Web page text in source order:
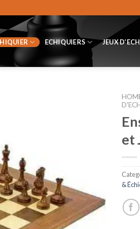
ECHIQUIERS JEUX
et
&